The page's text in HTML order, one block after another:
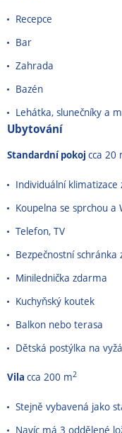
Recepce
Bar
Zahrada
Bazén
Lehátka, slunečníky a
Ubytování
Standardní pokoj cca 20
Individuální klimatizace
Koupelna se sprchou a
Telefon, TV
Bezpečnostní schránka
Minilednička zdarma
Kuchyňský koutek
Balkon nebo terasa
Dětská postýlka na
Vila cca 200 m2
Stejně vybavená jako
Navíc má 3 oddělené